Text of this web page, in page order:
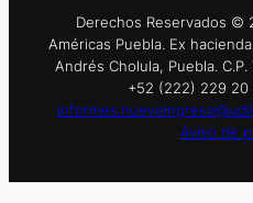
Derechos Reservados ©
Américas Puebla. Ex
Andrés Cholula, Puebla.
+52 (222) 229 20
Aviso de